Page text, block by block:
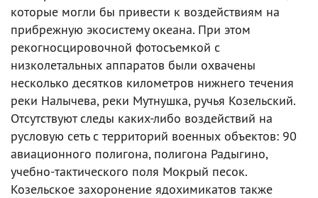
которые могли бы привести к воздействиям на
прибрежную экосистему океана. При этом
рекогносцировочной фотосъемкой с
низколетальных аппаратов были охвачены
несколько десятков километров нижнего течения
реки Налычева, реки Мутнушка, ручья Козельский.
Отсутствуют следы каких-либо воздействий на
русловую сеть с территорий военных объектов: 90
авиационного полигона, полигона Радыгино,
учебно-тактического поля Мокрый песок.
Козельское захоронение ядохимикатов также